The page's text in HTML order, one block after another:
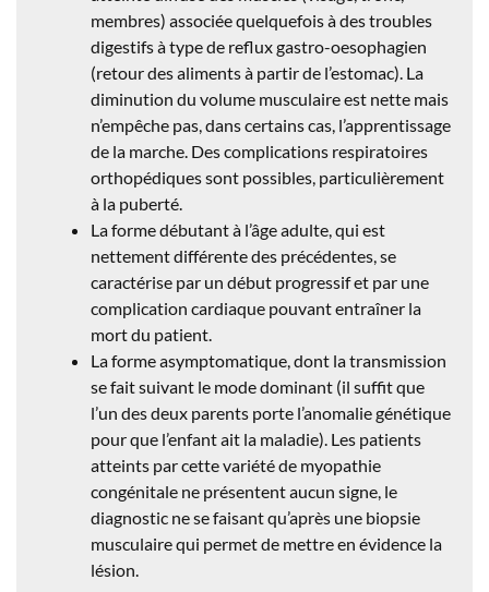
membres) associée quelquefois à des troubles
digestifs à type de reflux gastro-oesophagien
(retour des aliments à partir de l’estomac). La
diminution du volume musculaire est nette mais
n’empêche pas, dans certains cas, l’apprentissage
de la marche. Des complications respiratoires
orthopédiques sont possibles, particulièrement
à la puberté.
La forme débutant à l’âge adulte, qui est
nettement différente des précédentes, se
caractérise par un début progressif et par une
complication cardiaque pouvant entraîner la
mort du patient.
La forme asymptomatique, dont la transmission
se fait suivant le mode dominant (il suffit que
l’un des deux parents porte l’anomalie génétique
pour que l’enfant ait la maladie). Les patients
atteints par cette variété de myopathie
congénitale ne présentent aucun signe, le
diagnostic ne se faisant qu’après une biopsie
musculaire qui permet de mettre en évidence la
lésion.